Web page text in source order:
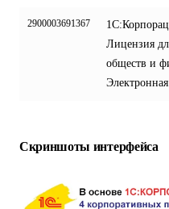
2900003691367
Лицензия
обществ и
Скриншоты интерфейса